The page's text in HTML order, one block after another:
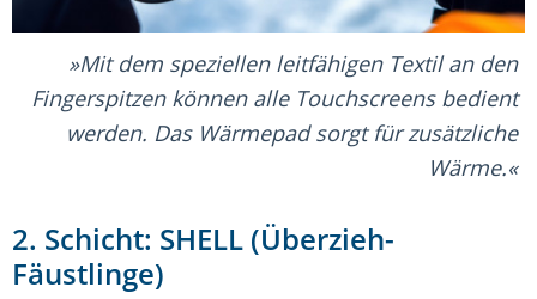
Mit dem speziellen leitfähigen Textil an den
Fingerspitzen können alle Touchscreens bedient
werden. Das Wärmepad sorgt für zusätzliche
Wärme.
2. Schicht: SHELL (Überzieh-
Fäustlinge)